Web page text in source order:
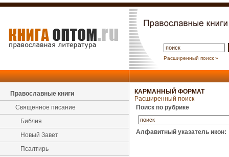
Расширенный поиск »
Православные книги
Священное писание
Библия
Новый Завет
Псалтирь
КАРМАННЫЙ ФОРМАТ
Расширенный поиск
Поиск по рубрике
Алфавитный указатель икон: